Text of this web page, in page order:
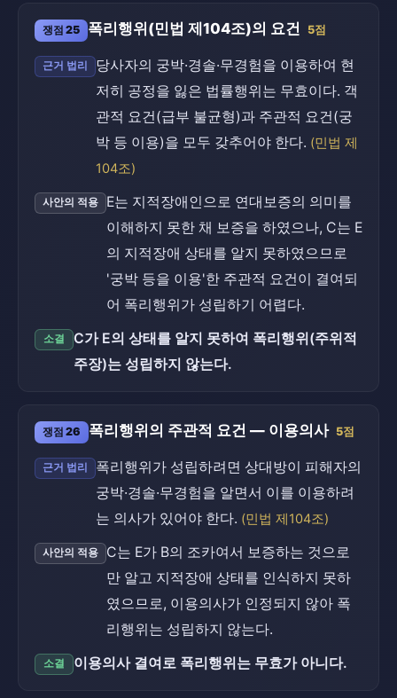
쟁점 25 폭리행위(민법 제104조)의 요건 5점
근거 법리
당사자의 궁박·경솔·무경험을 이용하여 현
저히 공정을 잃은 법률행위는 무효이다. 객
관적 요건(급부 불균형)과 주관적 요건(궁
박 등 이용)을 모두 갖추어야 한다. (민법 제
104조)
사안의 적용
E는 지적장애인으로 연대보증의 의미를
이해하지 못한 채 보증을 하였으나, C는 E
의 지적장애 상태를 알지 못하였으므로
'궁박 등을 이용'한 주관적 요건이 결여되
어 폭리행위가 성립하기 어렵다.
소결
C가 E의 상태를 알지 못하여 폭리행위(주위적
주장)는 성립하지 않는다.
쟁점 26 폭리행위의 주관적 요건 — 이용의사 5점
근거 법리
폭리행위가 성립하려면 상대방이 피해자의
궁박·경솔·무경험을 알면서 이를 이용하려
는 의사가 있어야 한다. (민법 제104조)
사안의 적용
C는 E가 B의 조카여서 보증하는 것으로
만 알고 지적장애 상태를 인식하지 못하
였으므로, 이용의사가 인정되지 않아 폭
리행위는 성립하지 않는다.
소결 이용의사 결여로 폭리행위는 무효가 아니다.